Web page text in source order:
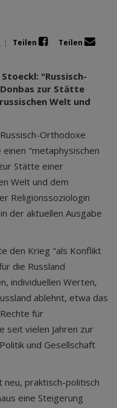
| Teilen
Teilen
"Russisch-
zur Stätte
Welt und
Orthodoxe
"metaphysischen
Stätte einer
Welt und dem
Religionssoziologin
der aktuellen Ausgabe
den Krieg "als Konflikt
die Russland
individuellen Werten,
ablehnt, etwa das
für
seit vielen Jahren zur
und Gesellschaft
neu, praktisch-politisch
eine Steigerung